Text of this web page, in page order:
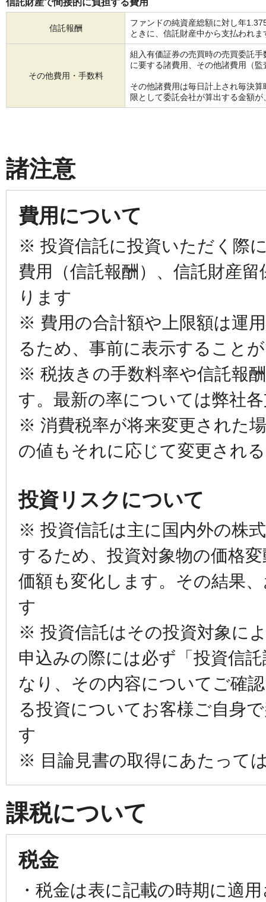
信託財産で間接的に負担する費用
信託報酬
ファンドの純資産総額に対し年
ときに、信託財産中から支払われま
その他費用・手数料
組入有価証券の売買時の売買委託
に要する諸費用、その他諸費用（
その他諸費用は毎日計上され毎決
限として委託会社が算出する金額
諸注意
費用について
※ 投資信託に投資いただく際
費用（信託報酬）、信託財産
ります
※ 費用の合計額や上限額は運
るため、事前に表示すること
※ 税抜きの手数料率や信託報
す。最新の率については弊社
※ 消費税率が将来変更された
の値もそれに応じて変更され
投資リスクについて
※ 投資信託は主に国内外の株
するため、投資対象物の価格
価額も変化します。その結果
す
※ 投資信託はその投資対象に
申込みの際には必ず「投資信
なり、その内容についてご確
る投資についてお客様ご自身
す
※ 目論見書の取得にあたって
課税について
税金
・税金は表に記載の時期に適